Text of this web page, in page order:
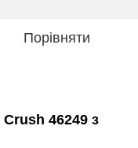
Порівняти
46249 з